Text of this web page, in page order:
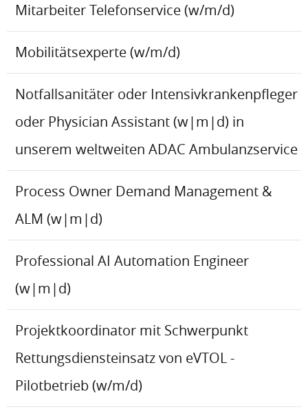
Mitarbeiter Telefonservice (w/m/d)
Mobilitätsexperte (w/m/d)
Notfallsanitäter oder Intensivkrankenpfleger
oder Physician Assistant (w|m|d) in
unserem weltweiten ADAC Ambulanzservice
Process Owner Demand Management &
ALM (w|m|d)
Professional AI Automation Engineer
(w|m|d)
Projektkoordinator mit Schwerpunkt
Rettungsdiensteinsatz von eVTOL -
Pilotbetrieb (w/m/d)